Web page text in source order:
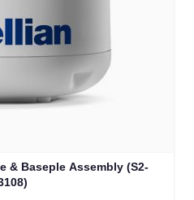
& Baseple Assembly (S2-